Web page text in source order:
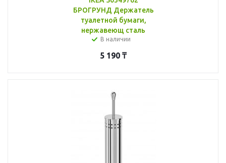
БРОГРУНД Держатель
туалетной бумаги,
нержавеющ сталь
В наличии
5 190 ₸